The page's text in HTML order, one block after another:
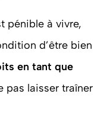
pénible à vivre,
d’être bien
en tant que
pas laisser traîner